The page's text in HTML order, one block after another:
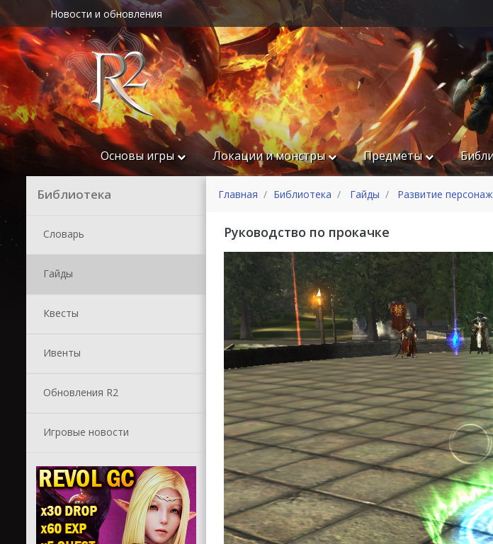
Новости и обновления
Основы игры Локации и монстры Предметы
Библиотека
Словарь
Гайды
Квесты
Ивенты
Обновления R2
Игровые новости
Главная Библиотека Гайды Развитие
Руководство по прокачке